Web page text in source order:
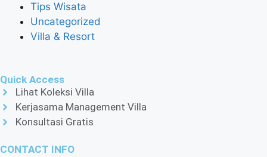
Tips Wisata
Uncategorized
Villa & Resort
Quick Access
Lihat Koleksi Villa
Kerjasama Management Villa
Konsultasi Gratis
CONTACT INFO